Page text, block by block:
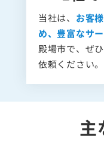
当社は、 お客
め、豊富なサ
殿場市で、ぜ
依頼ください。
主